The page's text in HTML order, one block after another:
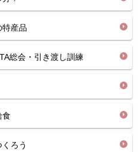
産品
総会・引き渡し訓練
ろう